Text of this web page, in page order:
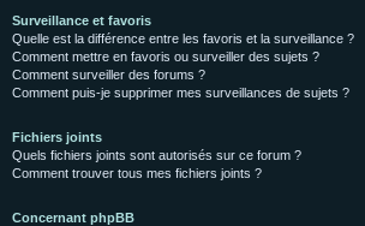
Surveillance et favoris
Quelle est la différence entre les favoris et la surveillance ?
Comment mettre en favoris ou surveiller des sujets ?
Comment surveiller des forums ?
Comment puis-je supprimer mes surveillances de sujets ?
Fichiers joints
Quels fichiers joints sont autorisés sur ce forum ?
Comment trouver tous mes fichiers joints ?
Concernant phpBB